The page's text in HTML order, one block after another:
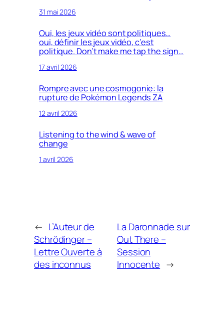
31 mai 2026
Oui, les jeux vidéo sont politiques…
oui, définir les jeux vidéo, c’est
politique. Don’t make me tap the sign…
17 avril 2026
Rompre avec une cosmogonie: la
rupture de Pokémon Legends ZA
12 avril 2026
Listening to the wind & wave of
change
1 avril 2026
← L’Auteur de
Schrödinger –
Lettre Ouverte à
des inconnus
La Daronnade sur
Out There –
Session
Innocente →